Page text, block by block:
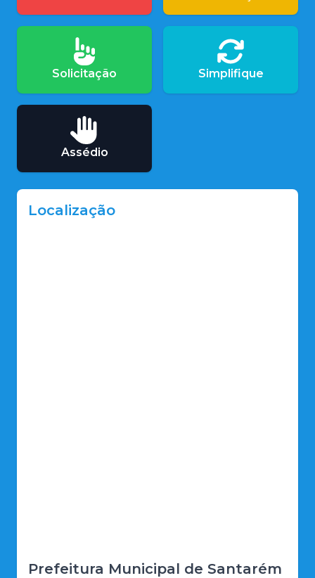
Solicitação Simplifique
Assédio
Localização
Prefeitura Municipal de Santarém